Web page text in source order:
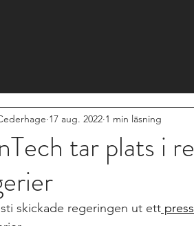
tar plats i
17 aug. 2022 1 min läsning
skickade regeringen ut ett